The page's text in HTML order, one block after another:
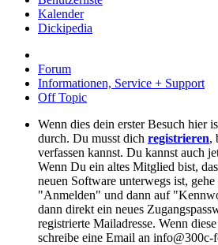
Kalender
Dickipedia
Forum
Informationen, Service + Support
Off Topic
Wenn dies dein erster Besuch hier
durch. Du musst dich registrieren,
verfassen kannst. Du kannst auch
Wenn Du ein altes Mitglied bist,
neuen Software unterwegs ist,
"Anmelden" und dann auf
dann direkt ein neues
registrierte Mailadresse. Wenn
schreibe eine Email an info@300c-